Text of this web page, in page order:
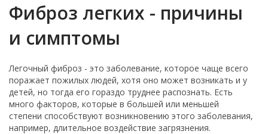
Фиброз легких - причины
и симптомы
Легочный фиброз - это заболевание, которое чаще всего
поражает пожилых людей, хотя оно может возникать и у
детей, но тогда его гораздо труднее распознать. Есть
много факторов, которые в большей или меньшей
степени способствуют возникновению этого заболевания,
например, длительное воздействие загрязнения.